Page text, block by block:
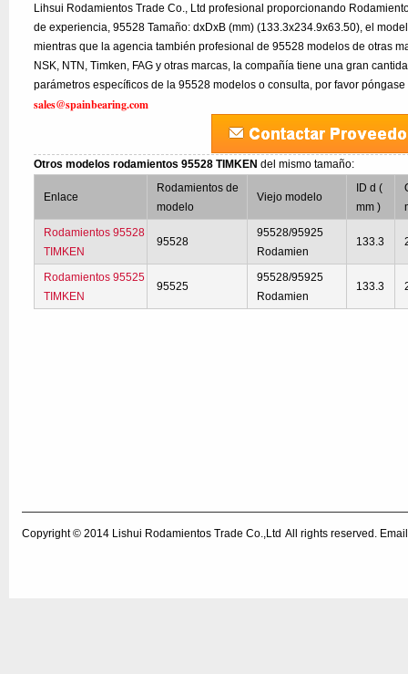
Lihsui Rodamientos Trade Co., Ltd profesional proporcionando
de experiencia, 95528 Tamaño: dxDxB (mm) (133.3x234.9x63.50), el
mientras que la agencia también profesional de 95528 modelos de otras
NSK, NTN, Timken, FAG y otras marcas, la compañía tiene una gran
parámetros específicos de la 95528 modelos o consulta, por favor
sales@spainbearing.com
Otros modelos rodamientos 95528 TIMKENdel mismo tamaño:
Enlace
Rodamientos de
modelo
Viejo modelo
ID d (
mm )
Rodamientos 95528
TIMKEN
95528
95528/95925
Rodamien
133.3
Rodamientos 95525
TIMKEN
95525
95528/95925
Rodamien
133.3
Copyright © 2014 Lishui Rodamientos Trade Co.,Ltd All rights reserved.